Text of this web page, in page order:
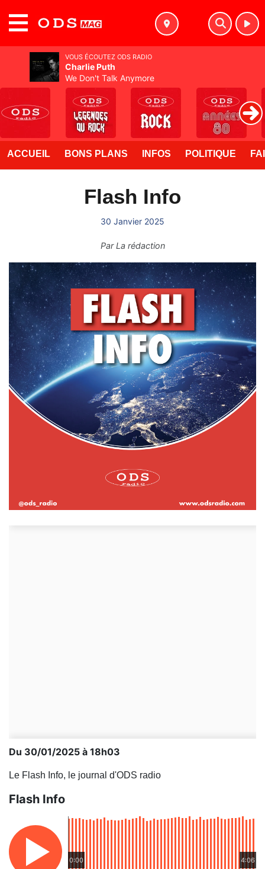
ACCUEIL BONS PLANS INFOS POLITIQUE
Flash Info
30 Janvier 2025
ParLa rédaction
Du 30/01/2025 à 18h03
Le Flash Info, le journal d'ODS radio
Flash Info
0:00 4:06
VOUS ÉCOUTEZ ODS RADIO
Charlie Puth
We Don't Talk Anymore